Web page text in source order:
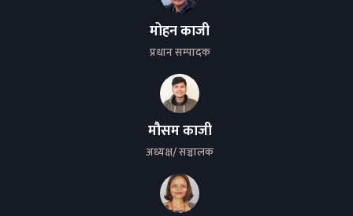
मोहन काजी
प्रधान सम्पादक
मौसम काजी
अध्यक्ष/ सञ्चालक